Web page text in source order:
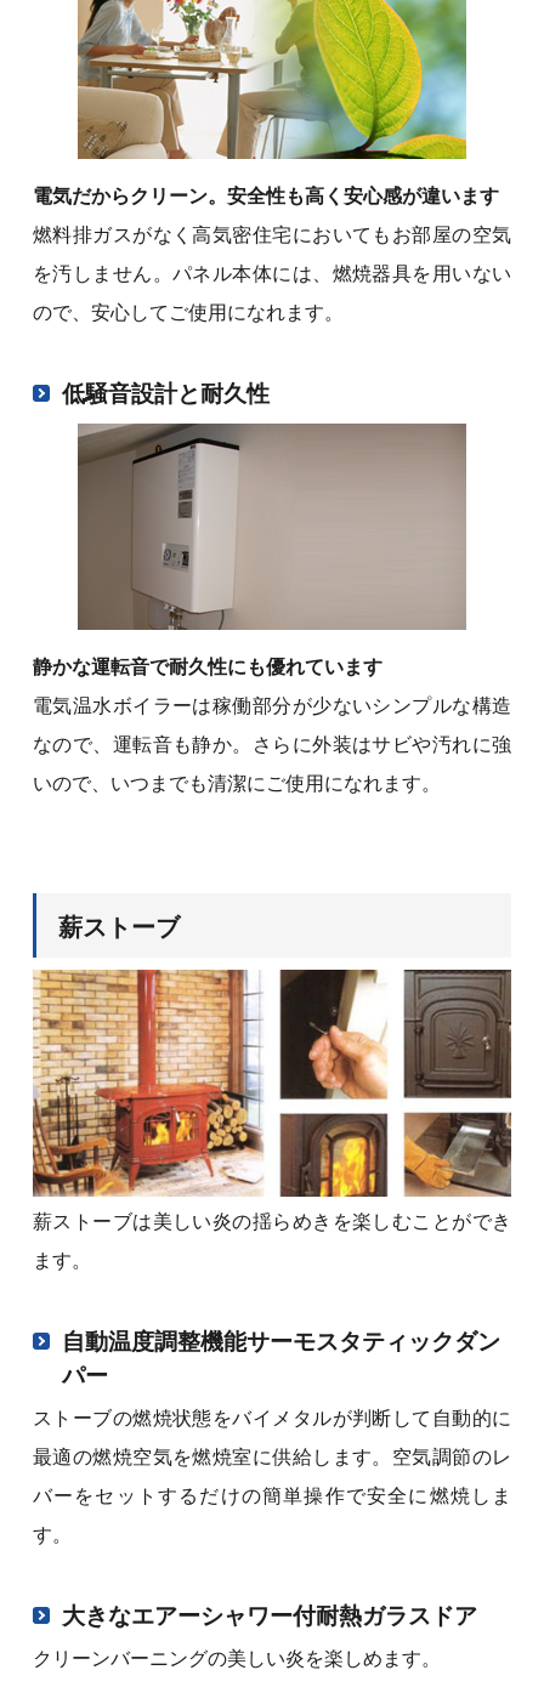
電気だからクリーン。安全性も高く安心感が違います
燃料排ガスがなく高気密住宅においてもお部屋の空気
を汚しません。パネル本体には、燃焼器具を用いない
ので、安心してご使用になれます。
低騒音設計と耐久性
静かな運転音で耐久性にも優れています
電気温水ボイラーは稼働部分が少ないシンプルな構造
なので、運転音も静か。さらに外装はサビや汚れに強
いので、いつまでも清潔にご使用になれます。
薪ストーブ
薪ストーブは美しい炎の揺らめきを楽しむことができ
ます。
自動温度調整機能サーモスタティックダン
パー
ストーブの燃焼状態をバイメタルが判断して自動的に
最適の燃焼空気を燃焼室に供給します。空気調節のレ
バーをセットするだけの簡単操作で安全に燃焼しま
す。
大きなエアーシャワー付耐熱ガラスドア
クリーンバーニングの美しい炎を楽しめます。